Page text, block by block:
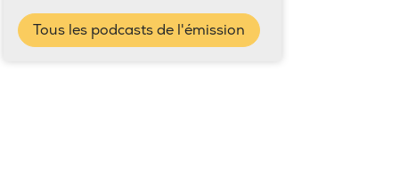
Tous les podcasts de l'émission